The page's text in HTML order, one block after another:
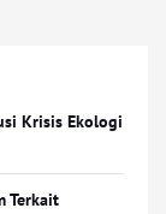
Krisis Ekologi
Terkait